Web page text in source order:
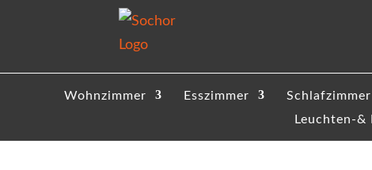
Wohnzimmer Esszimmer Schlafzimmer
Leuchten-